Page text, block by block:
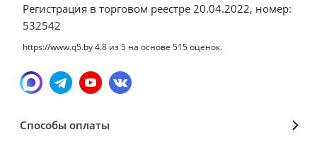
Регистрация в торговом реестре 20.04.2022, номер:
532542
https://www.q5.by4.8 из5 на основе 515оценок.
Способы оплаты